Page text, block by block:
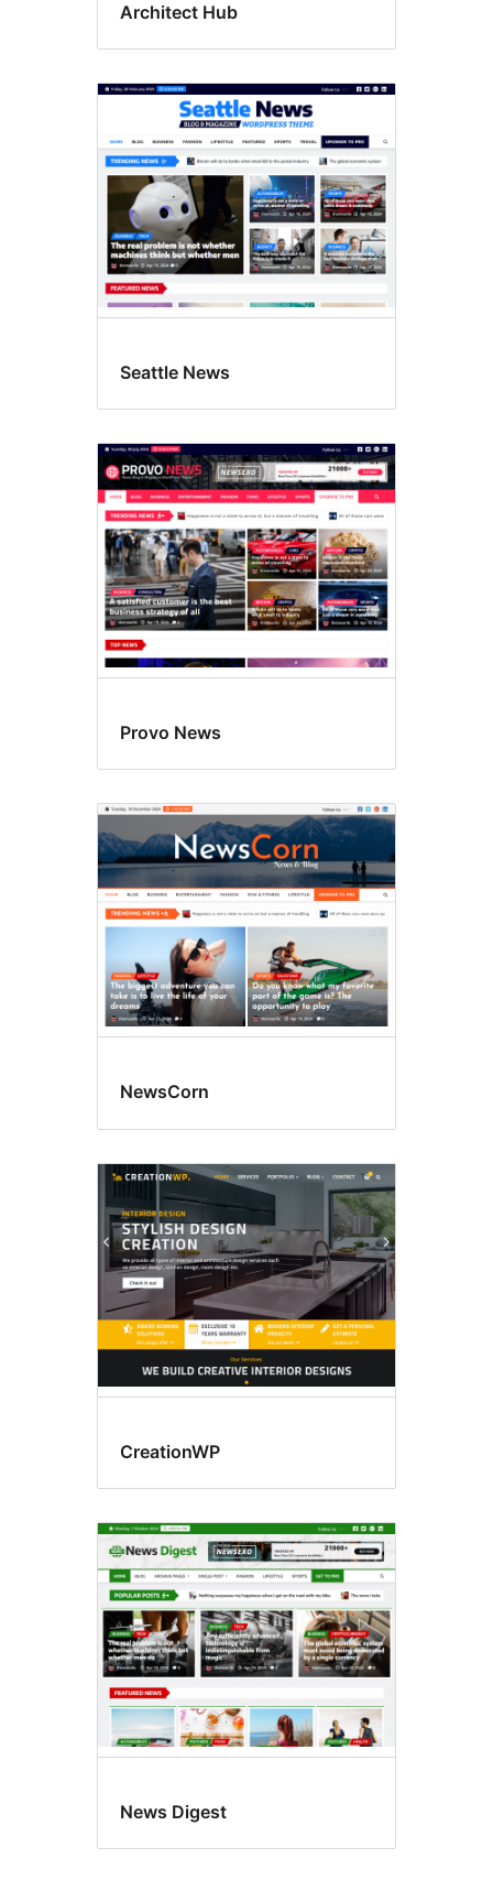
Architect Hub
Seattle News
Provo News
NewsCorn
CreationWP
News Digest